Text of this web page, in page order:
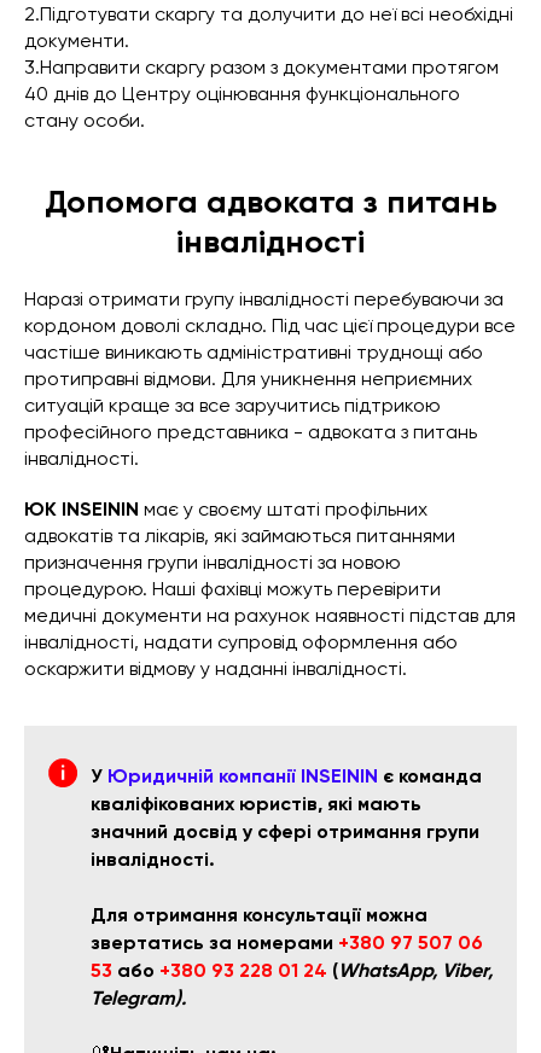
2.Підготувати скаргу та долучити до неї всі необхідні
документи.
3.Направити скаргу разом з документами протягом
40 днів до Центру оцінювання функціонального
стану особи.
Допомога адвоката з питань
інвалідності
Наразі отримати групу інвалідності перебуваючи за
кордоном доволі складно. Під час цієї процедури все
частіше виникають адміністративні труднощі або
протиправні відмови. Для уникнення неприємних
ситуацій краще за все заручитись підтрикою
професійного представника - адвоката з питань
інвалідності.
ЮК INSEININ має у своєму штаті профільних
адвокатів та лікарів, які займаються питаннями
призначення групи інвалідності за новою
процедурою. Наші фахівці можуть перевірити
медичні документи на рахунок наявності підстав для
інвалідності, надати супровід оформлення або
оскаржити відмову у наданні інвалідності.
У Юридичній компанії INSEININ є команда
кваліфікованих юристів, які мають
значний досвід у сфері отримання групи
інвалідності.
Для отримання консультації можна
звертатись за номерами +380 97 507 06
53 або +380 93 228 01 24 (WhatsApp, Viber,
Telegram).